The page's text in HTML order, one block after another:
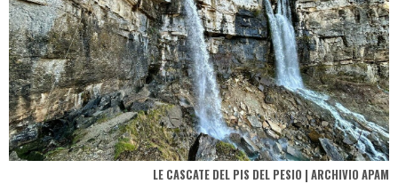
LE CASCATE DEL PIS DEL PESIO | ARCHIVIO APAM